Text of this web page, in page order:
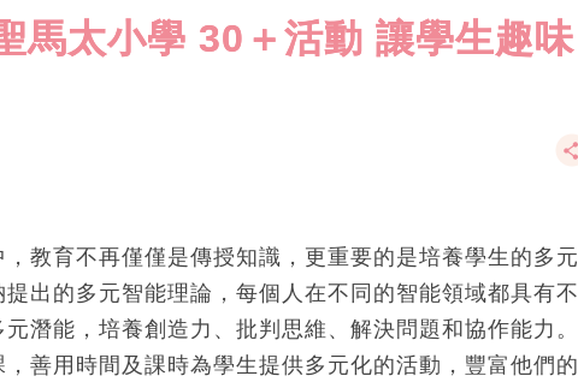
馬太小學 30＋活動 讓學生趣味
教育不再僅僅是傳授知識，更重要的是培養學生的多元
出的多元智能理論，每個人在不同的智能領域都具有不
潛能，培養創造力、批判思維、解決問題和協作能力。
善用時間及課時為學生提供多元化的活動，豐富他們的